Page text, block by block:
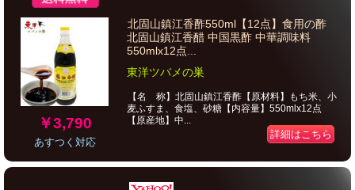
￥3,790
あすつく対応
北固山鎮江香酢550ml【12点】食用の酢
北固山鎮江香醋 中国黒酢 中華調味料
550mlx12点...
東洋ツバメの巣
【名 称】北固山鎮江香酢【原材料】もち米、小
麦ふすま、食塩、砂糖【内容量】550mlx12点
【原産地】中...
詳細はこちら